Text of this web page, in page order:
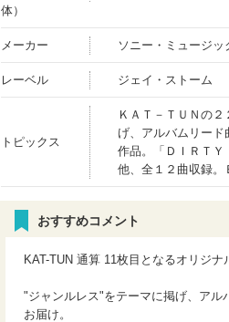
体）
メーカー ソニー・ミュージ
レーベル ジェイ・ストーム
トピックス
ＫＡＴ－ＴＵＮの
げ、アルバムリード
作品。「ＤＩＲＴ
他、全１２曲収録
おすすめコメント
KAT-TUN 通算 11枚目となるオリジ
"ジャンルレス"をテーマに掲げ、アル
お届け。